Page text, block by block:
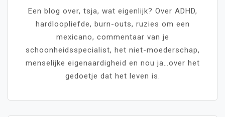
Een blog over, tsja, wat eigenlijk? Over ADHD,
hardloopliefde, burn-outs, ruzies om een
mexicano, commentaar van je
schoonheidsspecialist, het niet-moederschap,
menselijke eigenaardigheid en nou ja…over het
gedoetje dat het leven is.